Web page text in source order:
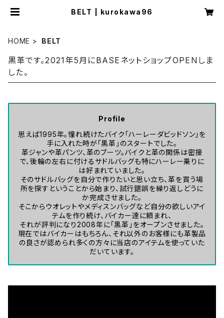
BELT | kurokawa96
HOME BELT
黒革です。2021年5月にBASEネットショップOPENしま
した。
Profile
思えば1995年。憧れ続けたバイク「ハーレーダビッドソン」を
手に入れた時が「黒革」のスタートでした。
革ジャンや革パンツ、革のブーツ。バイクと革の関係は密接
で、後輪の左右に付けるサドルバッグも特にハーレー乗りに
は好まれていました。
そのサドルバッグを自分で作りたいと思い立ち、革を買う場
所を探すということから始まり、試行錯誤を繰り返しどうに
か完成させました。
そこからウオレットやメディスンバッグなど自分の欲しいアイ
テムを作り続け、バイカー達に頼まれ、
それが評判になり2008年に「黒革」をオープンさせました。
現在ではバイカーはもちろん、それ以外のお客様にも革製品
の良さが認められ多くの方々に当店のアイテムを使っていた
だいています。